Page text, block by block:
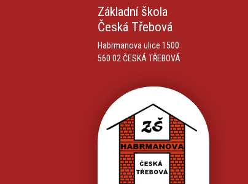
Základní škola
Česká Třebová
Habrmanova ulice 1500
560 02 ČESKÁ TŘEBOVÁ